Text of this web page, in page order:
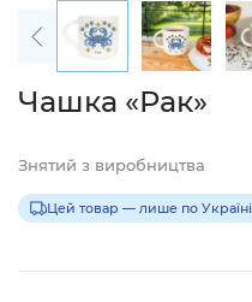
Чашка «Рак»
Знятий з виробництва
Цей товар — лише по Україні